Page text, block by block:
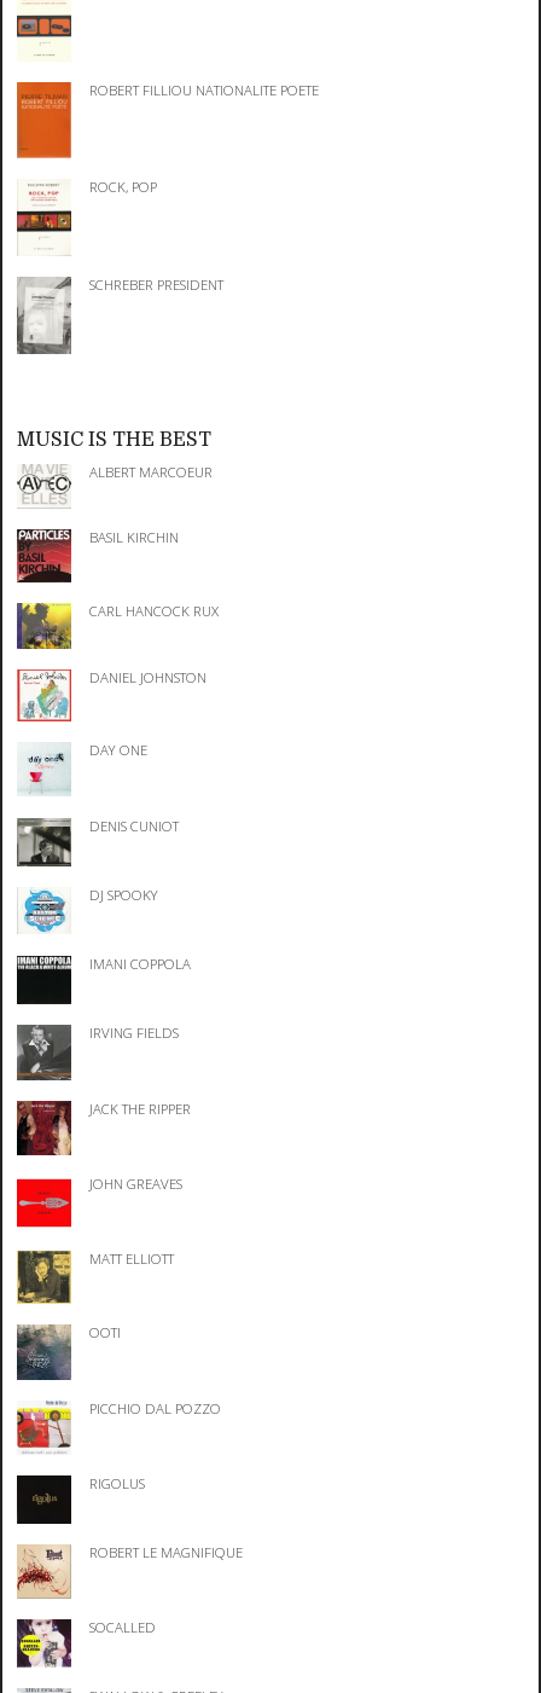
ROBERT FILLIOU NATIONALITE POETE
ROCK, POP
SCHREBER PRESIDENT
MUSIC IS THE BEST
ALBERT MARCOEUR
BASIL KIRCHIN
CARL HANCOCK RUX
DANIEL JOHNSTON
DAY ONE
DENIS CUNIOT
DJ SPOOKY
IMANI COPPOLA
IRVING FIELDS
JACK THE RIPPER
JOHN GREAVES
MATT ELLIOTT
OOTI
PICCHIO DAL POZZO
RIGOLUS
ROBERT LE MAGNIFIQUE
SOCALLED